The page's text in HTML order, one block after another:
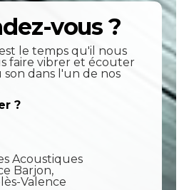
vous ?
le temps qu'il nous
faire vibrer et écouter
dans l'un de nos
?
Acoustiques
Barjon,
Valence